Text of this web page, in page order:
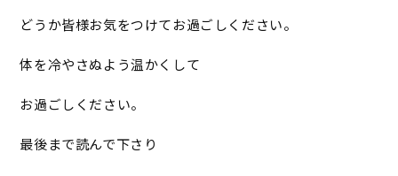
どうか皆様お気をつけてお過ごしください。
体を冷やさぬよう温かくして
お過ごしください。
最後まで読んで下さり